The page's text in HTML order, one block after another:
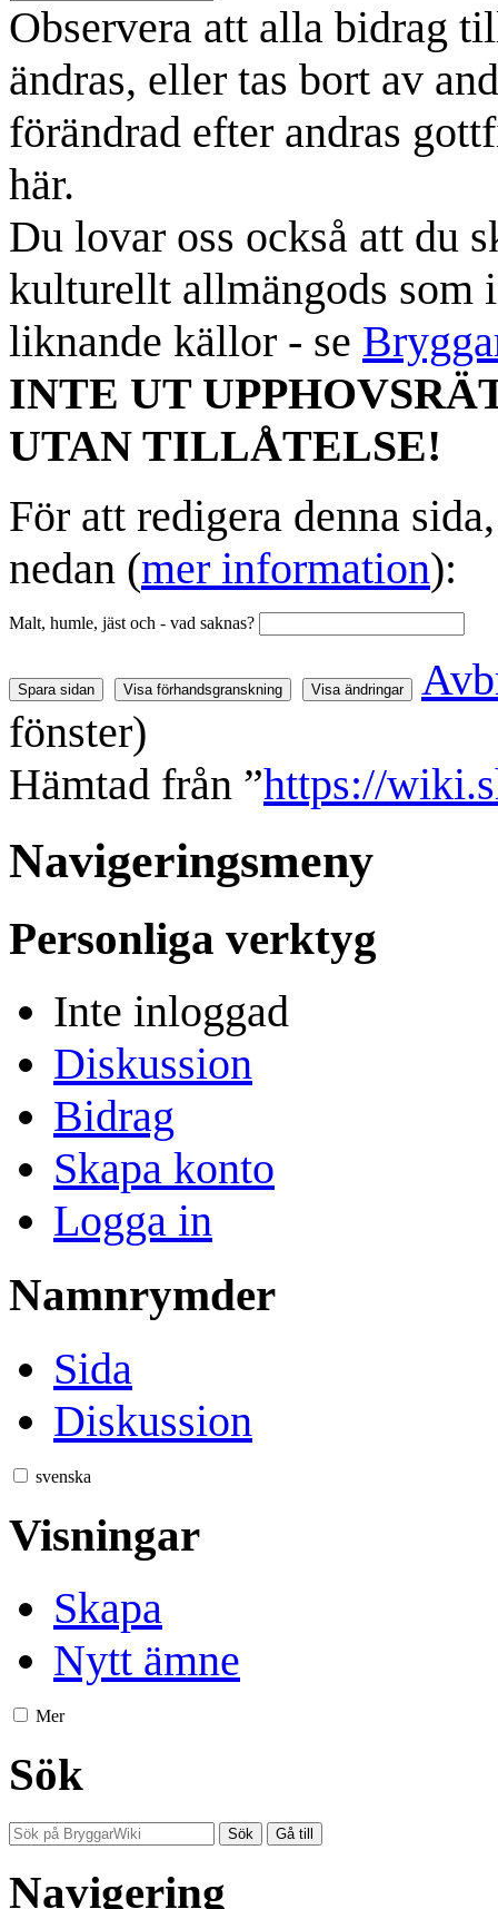
Observera att alla bidrag
ändras, eller tas bort av
förändrad efter andras
här.
Du lovar oss också att du
kulturellt allmängods som
liknande källor - se
INTE UT
UTAN TILLÅTELSE!
För att redigera denna
nedan (mer information):
Malt, humle, jäst och - vad saknas?
fönster)
Hämtad från ”https://
Navigeringsmeny
Personliga verktyg
Inte inloggad
Diskussion
Bidrag
Skapa konto
Logga in
Namnrymder
Sida
Diskussion
svenska
Visningar
Skapa
Nytt ämne
Mer
Sök
Navigering